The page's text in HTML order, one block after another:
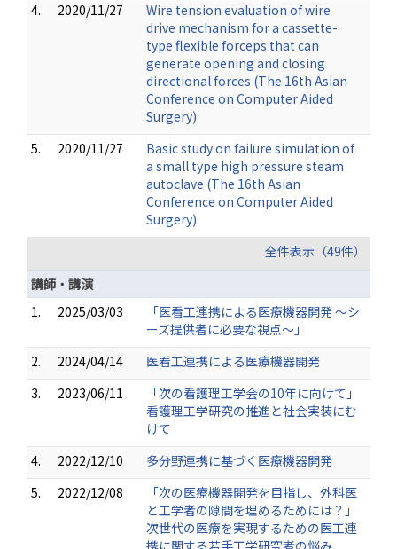
4.
2020/11/27
Wire tension evaluation of wire
drive mechanism for a cassette-
type flexible forceps that can
generate opening and closing
directional forces (The 16th Asian
Conference on Computer Aided
Surgery)
5.
2020/11/27
Basic study on failure simulation of
a small type high pressure steam
autoclave (The 16th Asian
Conference on Computer Aided
Surgery)
全件表示（49件）
講師・講演
1.
2025/03/03
「医看工連携による医療機器開発 ～シ
ーズ提供者に必要な視点～」
2.
2024/04/14
医看工連携による医療機器開発
3.
2023/06/11
「次の看護理工学会の10年に向けて」
看護理工学研究の推進と社会実装にむ
けて
4.
2022/12/10
多分野連携に基づく医療機器開発
5.
2022/12/08
「次の医療機器開発を目指し、外科医
と工学者の隙間を埋めるためには？」
次世代の医療を実現するための医工連
携に関する若手工学研究者の悩み